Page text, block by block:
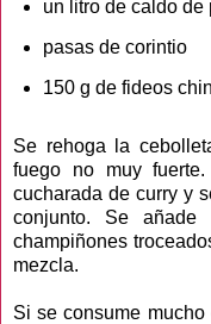
un litro de caldo de
pasas de corintio
150 g de fideos
Se rehoga la
fuego no muy
cucharada de curry y
conjunto. Se
champiñones
mezcla.
Si se consume